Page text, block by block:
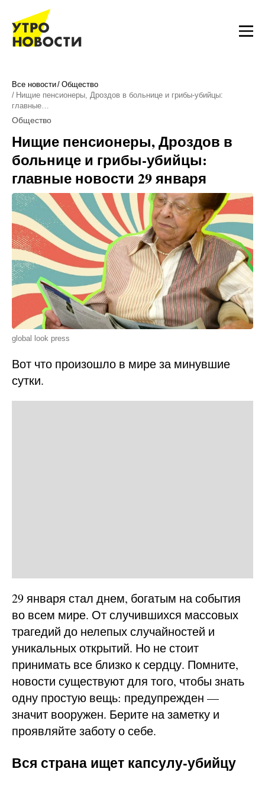
Все новости Общество
Нищие пенсионеры, Дроздов в больнице и грибы-убийцы:
главные…
Общество
Нищие пенсионеры, Дроздов в
больнице и грибы-убийцы:
главные новости 29 января
global look press
Вот что произошло в мире за минувшие
сутки.
29 января стал днем, богатым на события
во всем мире. От случившихся массовых
трагедий до нелепых случайностей и
уникальных открытий. Но не стоит
принимать все близко к сердцу. Помните,
новости существуют для того, чтобы знать
одну простую вещь: предупрежден —
значит вооружен. Берите на заметку и
проявляйте заботу о себе.
Вся страна ищет капсулу-убийцу